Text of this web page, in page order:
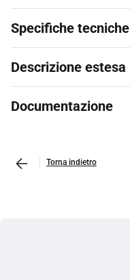
Specifiche tecniche
Descrizione estesa
Documentazione
Torna indietro